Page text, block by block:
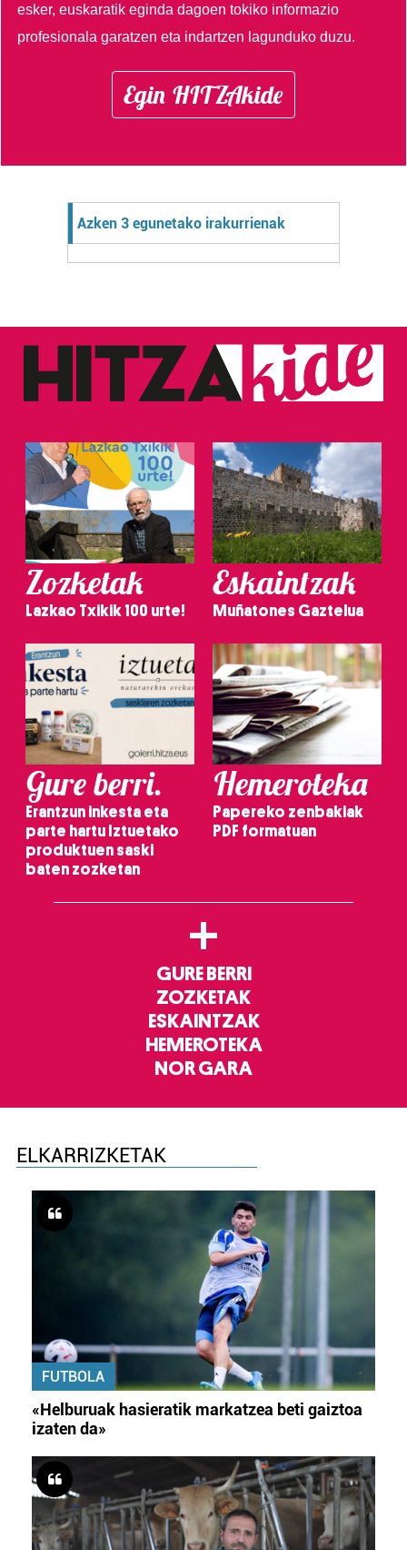
esker, euskaratik eginda dagoen tokiko informazio
profesionala garatzen eta indartzen lagunduko duzu.
Egin HITZAkide
Azken 3 egunetako irakurrienak
Zozketak
Lazkao Txikik 100 urte!
Eskaintzak
Muñatones Gaztelua
Gure berri.
Erantzun inkesta eta
parte hartu Iztuetako
produktuen saski
baten zozketan
Hemeroteka
Papereko zenbakiak
PDF formatuan
+
GURE BERRI
ZOZKETAK
ESKAINTZAK
HEMEROTEKA
NOR GARA
ELKARRIZKETAK
FUTBOLA
«Helburuak hasieratik markatzea beti gaiztoa
izaten da»